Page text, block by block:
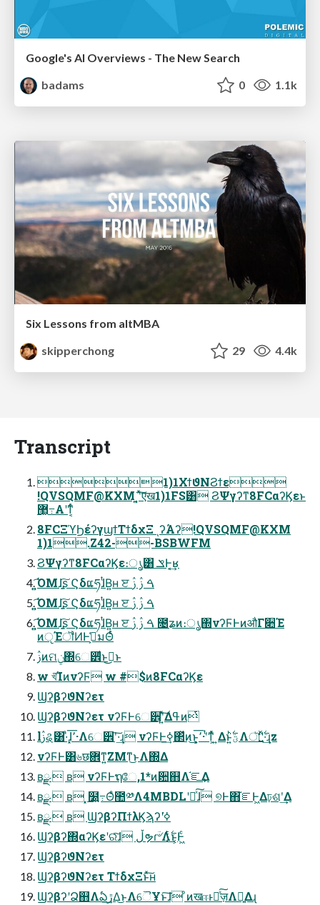
Google's AI Overviews - The New Search
badams
0 1.1k
Six Lessons from altMBA
skipperchong
29 4.4k
Transcript
1)1ΧϯϑΝϨϯε
!QVSQMF@KXM ͍͔ʹͯ͠एख1)1FS͸ ϨΨγʔͳ8FCαʔϏεͱ
޲͖߹͏Α͏ʹͳ͔ͬͨ
8FCΞϓϦέʔγϣϯΤϯδχΞ ͺʔΆʔ!QVSQMF@KXM
1)1.Z42--BSBWFM
ϨΨγʔͳ8FCαʔϏε։ൃ͸ ݏͰ͔͢ʁ
͍͍͡ΌΜɺָ͍͠ʂ ϚδແཧɺͭΒ͍ʜ ੲ ࠓ ࢲ ࢲ
͍͍͡ΌΜɺָ͍͠ʂ ϚδແཧɺͭΒ͍ʜ ੲ ࠓ ࢲ ࢲ
͍͍͡ΌΜɺָ͍͠ʂ ϚδແཧɺͭΒ͍ʜ ੲ ࠓ ࢲ ࢲ ೔ʑͷ։ൃ΍νʔϜͰͷऔΓ૊Έ
ͷੵΈॏͶͰߟ͕͑มΘͬͨ
ࢲͷମݧ΍େ੾ͩͱࢥ͏͜ͱ
w খ͞ΊͷνʔϜ w #$ͷ8FCαʔϏε
ϢʔβʔϑΝʔετ
ϢʔβʔϑΝʔετ νʔϜͰେ੾ʹ͍ͯ͠Δߟ͑ͷͭ
lࢲୡ͸·ͣɺ͓٬͞·Λେ੾ʹ͠·͢ɻ νʔϜͰߦ͏͢΂ͯͷ͜ͱ͕͓٬͞·ʹͭͳ͕ͬͯ ͍Δͱ͍͏ؾ࣋ͪΛৗʹ͍࣋ͬͯ·͢ɻz
νʔϜͰ͸৬छؔ܎ͳ͍͘ΖΜͳ͜ͱΛ΍Δ
ʙྫ  ʙ νʔϜͰຖே,1*ͷ਺஋Λ֬ೝ͢Δ
ʙྫ  ʙ ͓໰͍߹Θͤ಺༰Λ4MBDLʹྲྀͯ͠ɺ ୭Ͱ΋֬ೝͰ͖Δঢ়ଶʹ͢Δ
ʙྫ  ʙ ϢʔβʔΠϯλϏϡʔʹߦ͘
Ϣʔβʔ΍αʔϏεʹରͯ͠ɺ ڵຯɾؔ৺Λ࣋ͭ͜ͱ͕Ͱ͖ͨ
ϢʔβʔϑΝʔετ
ϢʔβʔϑΝʔετ ΤϯδχΞͱͯ͠ʜ
ϢʔβʔʹՁ஋Λఏڙ͢Δ͜ͱΛୈҰͱ͠ɺ ͦͷखஈͱٕͯ͠ज़Λ༻͍Δɻ